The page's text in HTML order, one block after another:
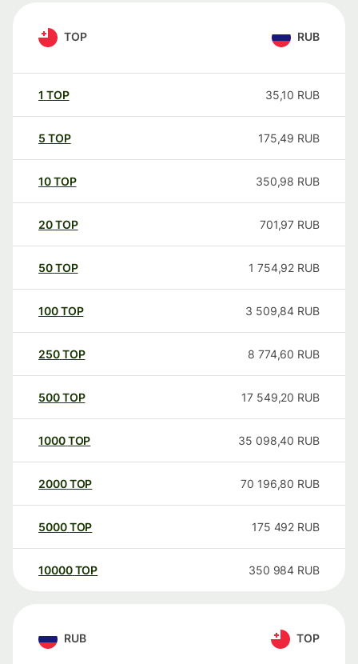
TOP RUB
1 TOP 35,10 RUB
5 TOP 175,49 RUB
10TOP 350,98 RUB
20TOP 701,97 RUB
50TOP 1 754,92 RUB
100TOP 3 509,84 RUB
250TOP 8 774,60 RUB
500TOP 17 549,20 RUB
1000TOP 35 098,40 RUB
2000TOP 70 196,80 RUB
5000TOP 175 492 RUB
10000 TOP 350 984 RUB
RUB TOP